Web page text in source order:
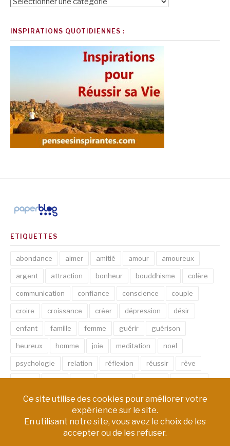
INSPIRATIONS QUOTIDIENNES :
ETIQUETTES
abondance aimer amitié amour amoureux
argent attraction bonheur bouddhisme colère
communication confiance conscience couple
croire croissance créer dépression désir
enfant famille femme guérir guérison
heureux homme joie meditation noel
psychologie relation réflexion réussir rêve
santé sexe soin spirituel succès thérapie
vie âme émotion énergie équilibre